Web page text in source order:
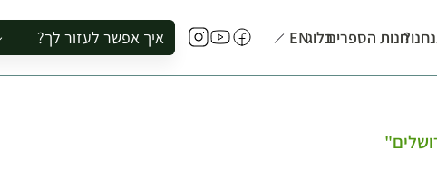
חנות הספריםבלוגEN איך אפשר לעזור לך?
להזמין סיור לקבוצה